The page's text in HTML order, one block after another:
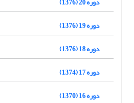
دوره 19 (1376)
دوره 18 (1376)
دوره 17 (1374)
دوره 16 (1370)